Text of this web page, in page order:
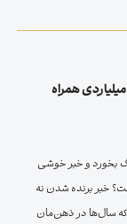
خوش بردن خانه ۱۵ میلیاردی همراه
بخورد و خبر خوشی
خبر برنده شدن نه
که سال‌ها در ذهن‌مان